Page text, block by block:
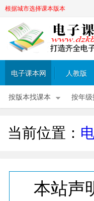
根据城市选择课本版本
电子课本网 人教版
按版本找课本 按年级
当前位置：
本站声